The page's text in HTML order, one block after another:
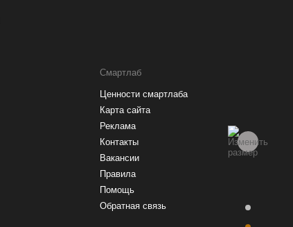
Смартлаб
Ценности смартлаба
Карта сайта
Реклама
Контакты
Вакансии
Правила
Помощь
Обратная связь